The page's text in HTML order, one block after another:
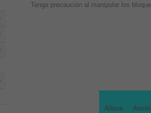
Tenga precaución al manipular los
Altura